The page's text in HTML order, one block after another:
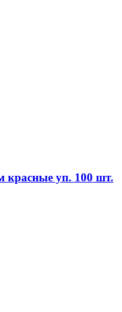
уп. 100 шт.